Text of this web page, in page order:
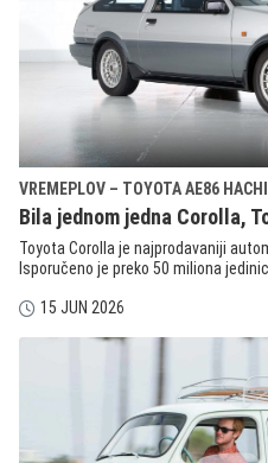
VREMEPLOV – TOYOTA AE86
Bila jednom jedna Corolla,
Toyota Corolla je najprodavaniji
Isporučeno je preko 50 miliona
15 JUN 2026